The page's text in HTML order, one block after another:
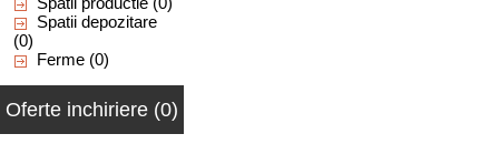
Spatii depozitare
(0)
Ferme (0)
Oferte inchiriere (0)